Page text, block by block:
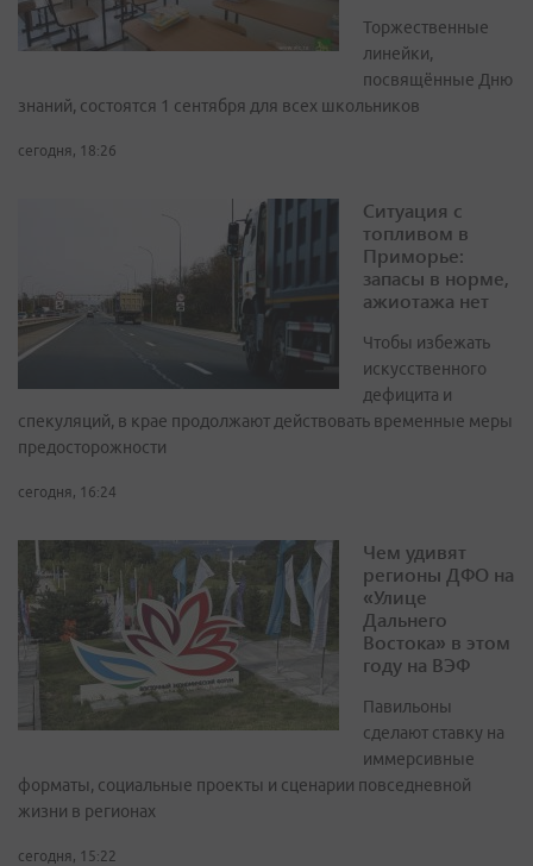
Торжественные
линейки,
посвящённые Дню
знаний, состоятся 1 сентября для всех школьников
сегодня, 18:26
Ситуация с
топливом в
Приморье:
запасы в норме,
ажиотажа нет
Чтобы избежать
искусственного
дефицита и
спекуляций, в крае продолжают действовать временные меры
предосторожности
сегодня, 16:24
Чем удивят
регионы ДФО на
«Улице
Дальнего
Востока» в этом
году на ВЭФ
Павильоны
сделают ставку на
иммерсивные
форматы, социальные проекты и сценарии повседневной
жизни в регионах
сегодня, 15:22